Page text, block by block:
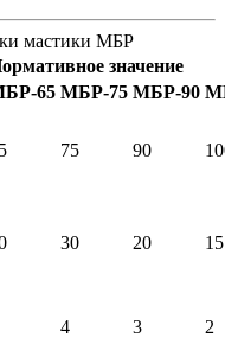
мастики МБР
значение
65 МБР-75 МБР-90
75 90
30 20 15
4 3 2